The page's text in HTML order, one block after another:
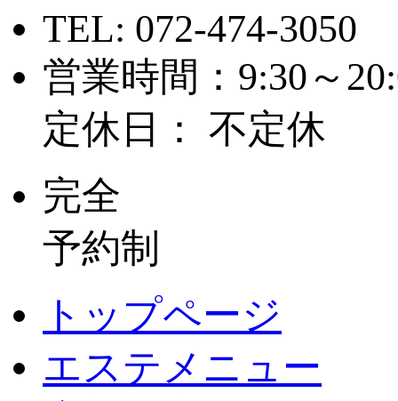
TEL: 072-474-3050
営業時間：9:30～
定休日： 不定休
完全
予約制
トップページ
エステメニュー